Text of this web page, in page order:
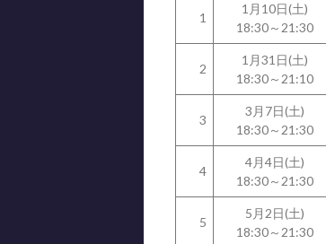
1
1月10日(土)
18:30～21:30
2
1月31日(土)
18:30～21:10
3
3月7日(土)
18:30～21:30
4
4月4日(土)
18:30～21:30
5
5月2日(土)
18:30～21:30